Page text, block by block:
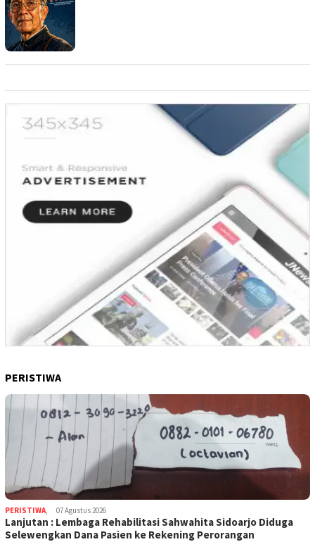
PERISTIWA
PERISTIWA 07 Agustus 2026
Lanjutan : Lembaga Rehabilitasi Sahwahita Sidoarjo Diduga
Selewengkan Dana Pasien ke Rekening Perorangan